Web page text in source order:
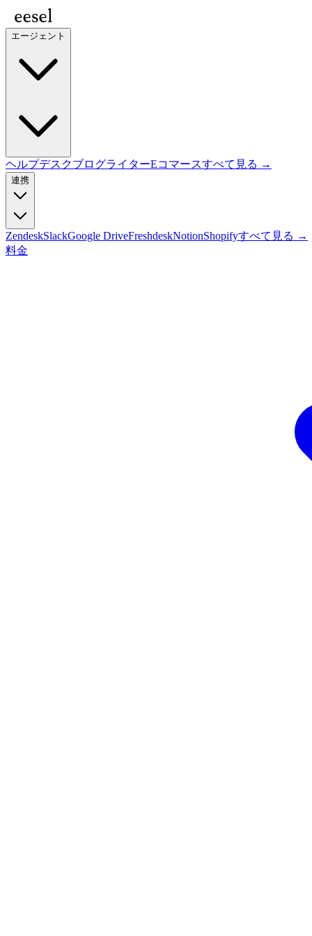
エージェント
ヘルプデスクブログライターEコマースすべて見る →
連携
ZendeskSlackGoogle DriveFreshdeskNotionShopifyすべて見る →
料金